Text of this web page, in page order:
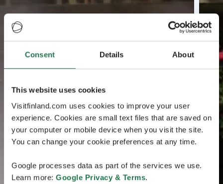
Consent Details About
This website uses cookies
Visitfinland.com uses cookies to improve your user
experience. Cookies are small text files that are saved on
your computer or mobile device when you visit the site.
You can change your cookie preferences at any time.
Google processes data as part of the services we use.
Learn more: Google Privacy & Terms.